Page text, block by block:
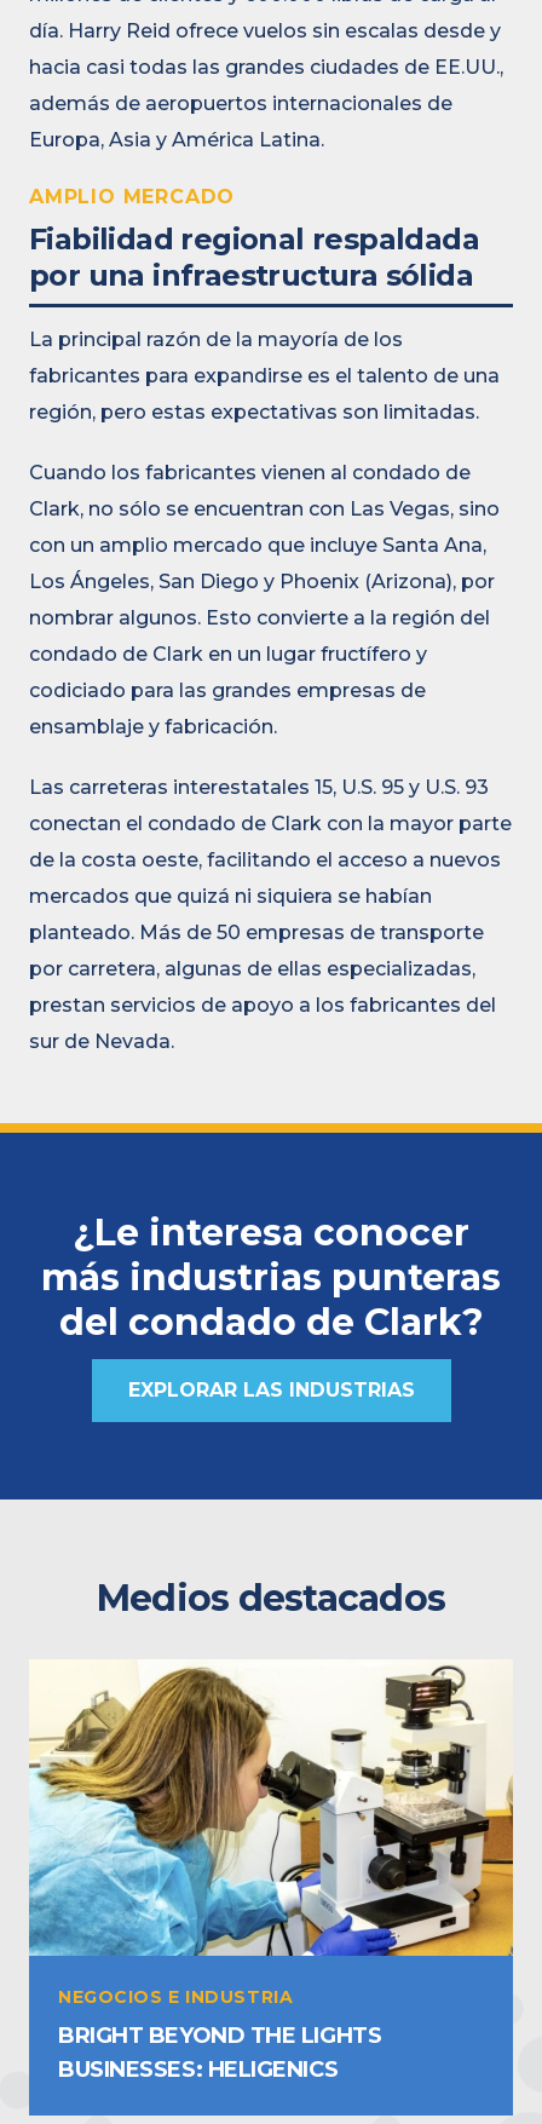
día. Harry Reid ofrece vuelos sin escalas desde y
hacia casi todas las grandes ciudades de EE.UU.,
además de aeropuertos internacionales de
Europa, Asia y América Latina.
AMPLIO MERCADO
Fiabilidad regional respaldada
por una infraestructura sólida
La principal razón de la mayoría de los
fabricantes para expandirse es el talento de una
región, pero estas expectativas son limitadas.
Cuando los fabricantes vienen al condado de
Clark, no sólo se encuentran con Las Vegas, sino
con un amplio mercado que incluye Santa Ana,
Los Ángeles, San Diego y Phoenix (Arizona), por
nombrar algunos. Esto convierte a la región del
condado de Clark en un lugar fructífero y
codiciado para las grandes empresas de
ensamblaje y fabricación.
Las carreteras interestatales 15, U.S. 95 y U.S. 93
conectan el condado de Clark con la mayor parte
de la costa oeste, facilitando el acceso a nuevos
mercados que quizá ni siquiera se habían
planteado. Más de 50 empresas de transporte
por carretera, algunas de ellas especializadas,
prestan servicios de apoyo a los fabricantes del
sur de Nevada.
¿Le interesa conocer
más industrias punteras
del condado de Clark?
EXPLORAR LAS INDUSTRIAS
Medios destacados
NEGOCIOS E INDUSTRIA
BRIGHT BEYOND THE LIGHTS
BUSINESSES: HELIGENICS